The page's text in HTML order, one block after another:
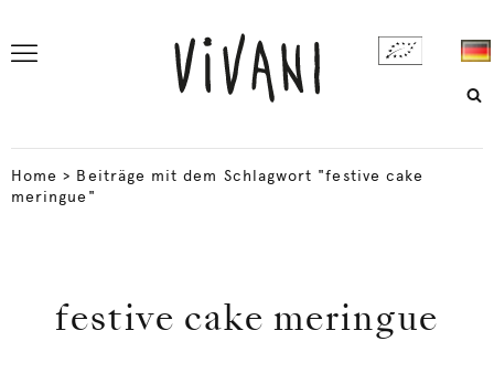
Home > Beiträge mit dem Schlagwort "festive cake
meringue"
festive cake meringue